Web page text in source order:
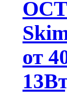
от